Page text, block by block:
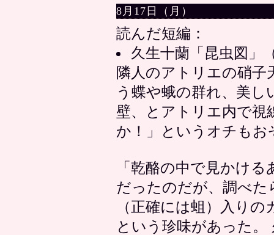
8月17日（月）
読んだ短編：
久生十蘭「昆虫図」
隣人のアトリエの硝子
う蝶や蛾の群れ、美し
壁、とアトリエ内で視
か！」というオチもお
「乾酪の中で見かけ
だったのだが、調べ
（正確には蛆）入り
という珍味があった。